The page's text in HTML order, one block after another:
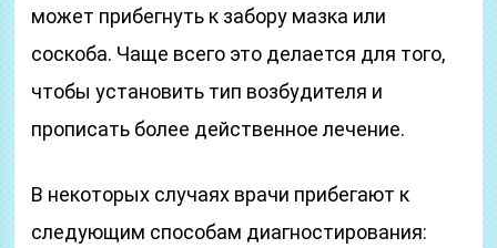
может прибегнуть к забору мазка или
соскоба. Чаще всего это делается для того,
чтобы установить тип возбудителя и
прописать более действенное лечение.
В некоторых случаях врачи прибегают к
следующим способам диагностирования: